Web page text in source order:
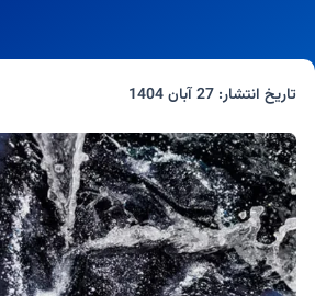
تاریخ انتشار:27 آبان 1404